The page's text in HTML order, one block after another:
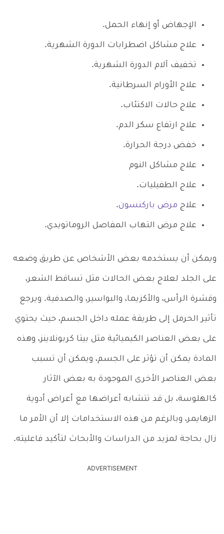
الإجهاض أو إنهاء الحمل.
علاج مشاكل اضطرابات الدورة الشهرية.
تخفيف آلام الدورة الشهرية.
علاج الأورام السرطانية.
علاج حالات الاكتئاب.
علاج ارتفاع سكر الدم.
خفض درجة الحرارة.
علاج مشاكل النوم
علاج الطفيليات.
علاج مرض باركنسون.
علاج مرض التهاب المفاصل الروماتويدي.
ويمكن أن يستخدمه بعض الأشخاص عن طريق وضعه
على الجلد لعلاج بعض الحالات مثل تساقط الشعر،
وقشرة الرأس، والأكزيما، والبواسير، والصدفية. ويرجع
تأثير الحرمل إلى طريقة عمله داخل الجسم، حيث يحتوي
على بعض العناصر الكيميائية مثل بيتا كربونلاينز، وهذه
المادة يمكن أن تؤثر على الجسم، ويمكن أن تسبب
بعض العناصر الأخرى الموجودة به بعض الآثار
كالهلوسة، بل قد تتشابه أعراضها مع أعراض أدوية
الزهايمر، وبالرغم من هذه الاستخدامات إلا أن الأمر ما
زال بحاجة لمزيد من الدراسات والأبحاث لتأكيد فاعليته.
ADVERTISEMENT